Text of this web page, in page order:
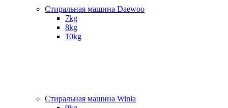
Стиральная машина Daewoo
7kg
8kg
10kg
Стиральная машина Winia